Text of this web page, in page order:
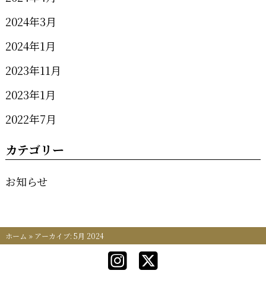
2024年3月
2024年1月
2023年11月
2023年1月
2022年7月
カテゴリー
お知らせ
ホーム » アーカイブ: 5月 2024